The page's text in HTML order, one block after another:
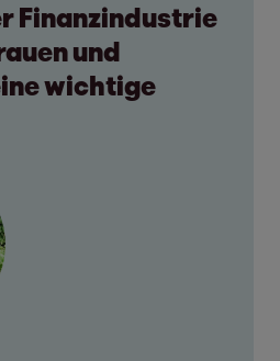
Finanzindustrie
und
wichtige